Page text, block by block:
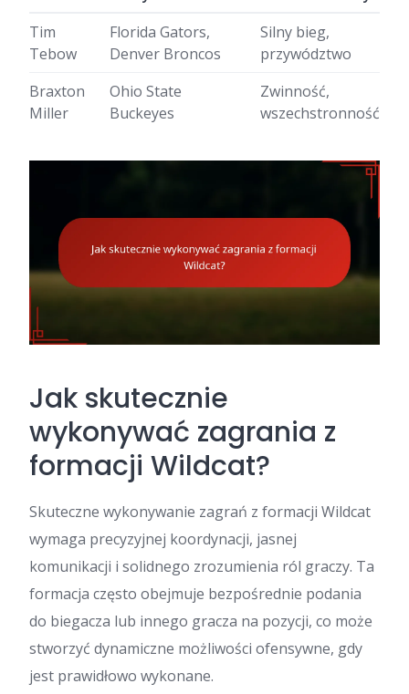
Tim
Tebow
Florida Gators,
Denver Broncos
Silny bieg,
przywództwo
Braxton
Miller
Ohio State
Buckeyes
Zwinność,
wszechstronność
Jak skutecznie
wykonywać zagrania z
formacji Wildcat?
Skuteczne wykonywanie zagrań z formacji Wildcat
wymaga precyzyjnej koordynacji, jasnej
komunikacji i solidnego zrozumienia ról graczy. Ta
formacja często obejmuje bezpośrednie podania
do biegacza lub innego gracza na pozycji, co może
stworzyć dynamiczne możliwości ofensywne, gdy
jest prawidłowo wykonane.